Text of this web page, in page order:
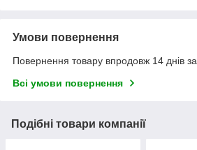
Умови повернення
Повернення товару впродовж 14 днів
Всі умови повернення
Подібні товари компанії